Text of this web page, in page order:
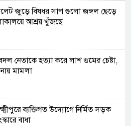
জুড়ে বিষধর সাপ গুলো জঙ্গল ছেড়ে
আশ্রয় খুঁজছে
নেতাকে হত্যা করে লাশ গুমের চেষ্টা,
মামলা
ব্যক্তিগত উদ্যোগে নির্মিত সড়ক
বাধা